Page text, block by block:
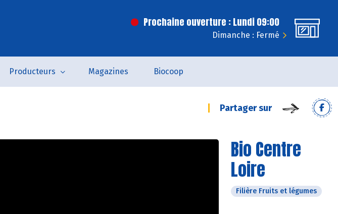
Prochaine ouverture : Lundi 09:00
Dimanche : Fermé
Producteurs Magazines Biocoop
Partager sur
Bio Centre
Loire
Filière Fruits et légumes